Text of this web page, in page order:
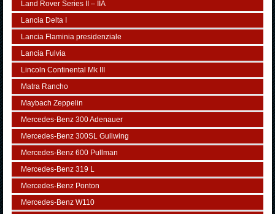
Land Rover Series II – IIA
Lancia Delta I
Lancia Flaminia presidenziale
Lancia Fulvia
Lincoln Continental Mk III
Matra Rancho
Maybach Zeppelin
Mercedes-Benz 300 Adenauer
Mercedes-Benz 300SL Gullwing
Mercedes-Benz 600 Pullman
Mercedes-Benz 319 L
Mercedes-Benz Ponton
Mercedes-Benz W110